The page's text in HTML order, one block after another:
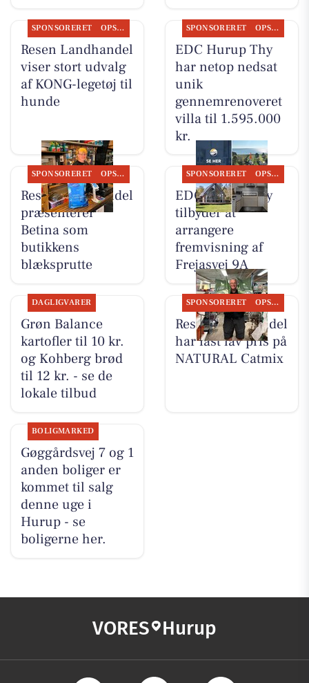
SPONSORERET OPSLAGSTAVLEN
Resen Landhandel
viser stort udvalg
af KONG-legetøj til
hunde
SPONSORERET OPSLAGSTAVLEN
EDC Hurup Thy
har netop nedsat
unik
gennemrenoveret
villa til 1.595.000
kr.
SPONSORERET OPSLAGSTAVLEN
Resen Landhandel
præsenterer
Betina som
butikkens
blæksprutte
SPONSORERET OPSLAGSTAVLEN
EDC Hurup Thy
tilbyder at
arrangere
fremvisning af
Frejasvej 9A
DAGLIGVARER
Grøn Balance
kartofler til 10 kr.
og Kohberg brød
til 12 kr. - se de
lokale tilbud
SPONSORERET OPSLAGSTAVLEN
Resen Landhandel
har fast lav pris på
NATURAL Catmix
BOLIGMARKED
Gøggårdsvej 7 og 1
anden boliger er
kommet til salg
denne uge i
Hurup - se
boligerne her.
VORES Hurup